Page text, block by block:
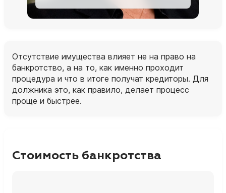
Отсутствие имущества влияет не на право на
банкротство, а на то, как именно проходит
процедура и что в итоге получат кредиторы. Для
должника это, как правило, делает процесс
проще и быстрее.
Стоимость банкротства